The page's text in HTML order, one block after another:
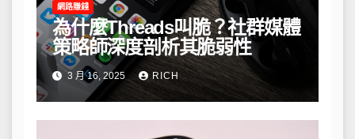
網路賺錢
為什麼Threads叫脆？社群媒體
策略師深度剖析其脆弱性
3 月 16, 2025 RICH